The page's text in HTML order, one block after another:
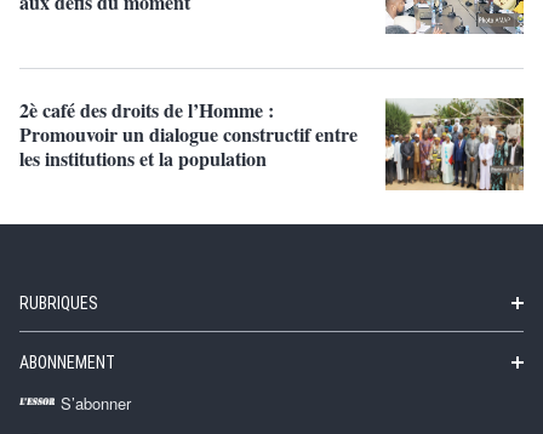
2è café des droits de l’Homme :
Promouvoir un dialogue constructif entre
les institutions et la population
RUBRIQUES
ABONNEMENT
S’abonner